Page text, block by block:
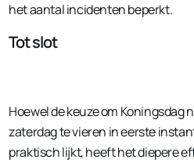
het aantal incidenten beperkt.
Tot slot
Hoewel de keuze om Koningsdag
zaterdag te vieren in eerste
praktisch lijkt, heeft het diepere